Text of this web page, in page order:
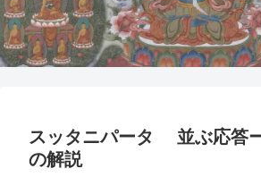
スッタニパータ 並ぶ応答
の解説